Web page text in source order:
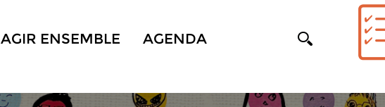
AGIR ENSEMBLE AGENDA